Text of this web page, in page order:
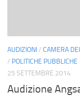
AUDIZIONI/ CAMERA
/ POLITICHE PUBBLICHE
25 SETTEMBRE 2014
Audizione